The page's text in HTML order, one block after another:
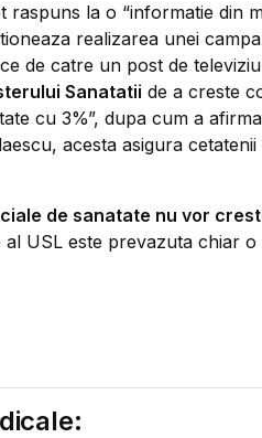
raspuns la o “informatie din
realizarea unei
de catre un post de
Sanatatii de a creste
cu 3%”, dupa cum a
acesta asigura
de sanatate nu vor
USL este prevazuta chiar o